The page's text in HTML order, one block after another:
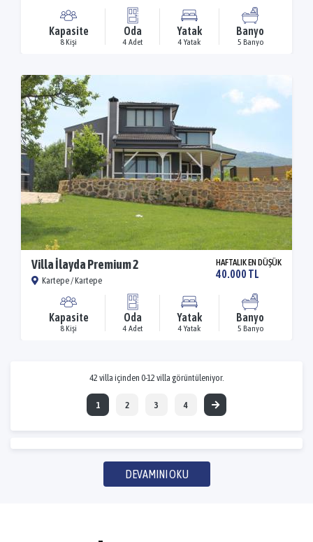
Kapasite
8 Kişi
Oda
4 Adet
Yatak
4 Yatak
Banyo
5 Banyo
Villa İlayda Premium 2
Kartepe / Kartepe
HAFTALIK EN DÜŞÜK
40.000 TL
Kapasite
8 Kişi
Oda
4 Adet
Yatak
4 Yatak
Banyo
5 Banyo
42 villa içinden 0-12 villa görüntüleniyor.
1 2 3 4
DEVAMINI OKU